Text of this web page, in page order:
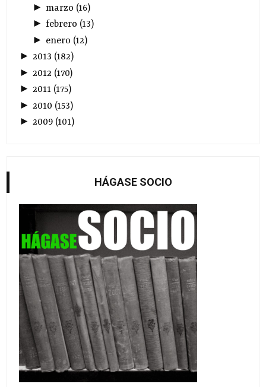
► marzo (16)
► febrero (13)
► enero (12)
►2013 (182)
► 2012 (170)
►2011 (175)
► 2010 (153)
►2009 (101)
HÁGASE SOCIO